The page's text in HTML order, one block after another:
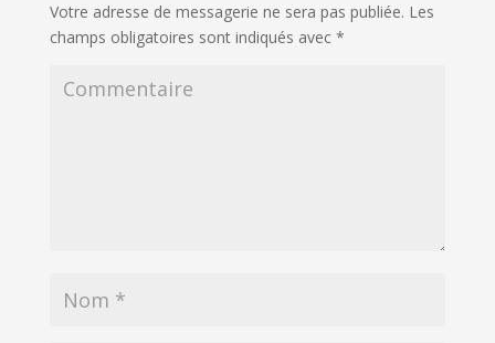
Votre adresse de messagerie ne sera pas publiée. Les
champs obligatoires sont indiqués avec *